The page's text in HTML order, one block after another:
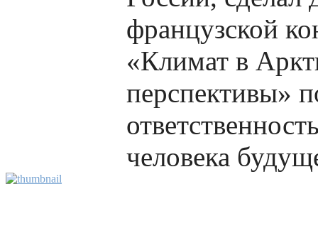
французской
«Климат в
перспективы»
человека